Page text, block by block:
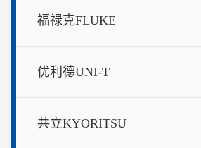
福禄克FLUKE
优利德UNI-T
共立KYORITSU